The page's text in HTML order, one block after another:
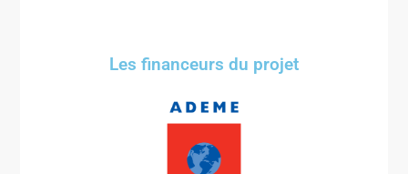
Les financeurs du projet